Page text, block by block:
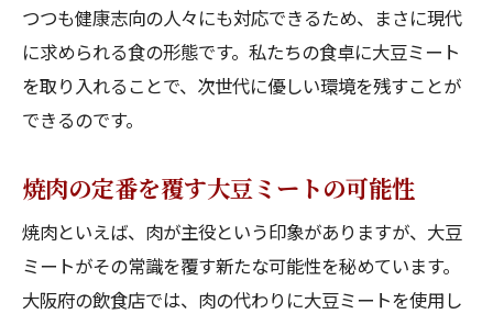
大阪府の焼肉が変わる大豆ミートで広がるヘル
シーな未来
大阪府で広がる大豆ミートのヘルシー革命
未来を見据えた焼肉の新しいスタイル
大阪府で注目の大豆ミート革命を体感
焼肉文化を変える大豆ミートの可能性
大阪で進化する焼肉の未来を予見する
つつも健康志向の人々にも対応できるため、まさに現代
に求められる食の形態です。私たちの食卓に大豆ミート
を取り入れることで、次世代に優しい環境を残すことが
できるのです。
焼肉の定番を覆す大豆ミートの可能性
焼肉といえば、肉が主役という印象がありますが、大豆
ミートがその常識を覆す新たな可能性を秘めています。
大阪府の飲食店では、肉の代わりに大豆ミートを使用し